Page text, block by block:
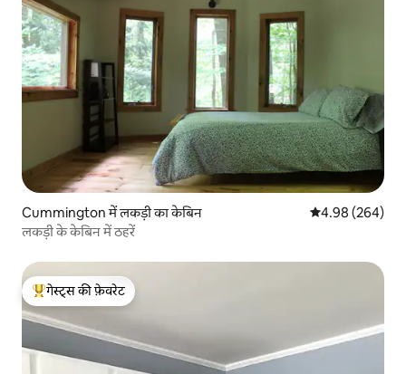
Cummington में लकड़ी का केबिन औसत रेटिंग 5 में से
4.98 (264)
लकड़ी के केबिन में ठहरें
गेस्ट्स का टॉप फ़ेवरेट
गेस्ट्स की फ़ेवरेट